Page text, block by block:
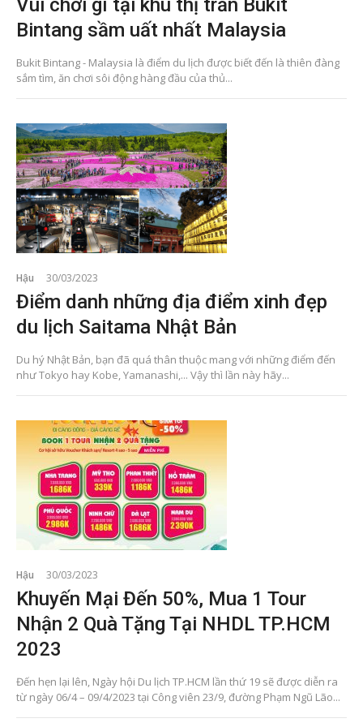
Vui chơi gì tại khu thị trấn Bukit
Bintang sầm uất nhất Malaysia
Bukit Bintang - Malaysia là điểm du lịch được biết đến là thiên đàng
sắm tìm, ăn chơi sôi động hàng đầu của thủ...
Hậu 30/03/2023
Điểm danh những địa điểm xinh đẹp
du lịch Saitama Nhật Bản
Du hý Nhật Bản, bạn đã quá thân thuộc mang với những điểm đến
như Tokyo hay Kobe, Yamanashi,... Vậy thì lần này hãy...
Hậu 30/03/2023
Khuyến Mại Đến 50%, Mua 1 Tour
Nhận 2 Quà Tặng Tại NHDL TP.HCM
2023
Đến hẹn lại lên, Ngày hội Du lịch TP.HCM lần thứ 19 sẽ được diễn ra
từ ngày 06/4 – 09/4/2023 tại Công viên 23/9, đường Phạm Ngũ Lão...